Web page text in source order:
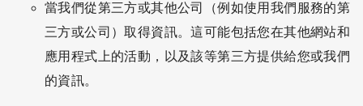
當我們從第三方或其他公司（例如使用我們服務的第
三方或公司）取得資訊。這可能包括您在其他網站和
應用程式上的活動，以及該等第三方提供給您或我們
的資訊。